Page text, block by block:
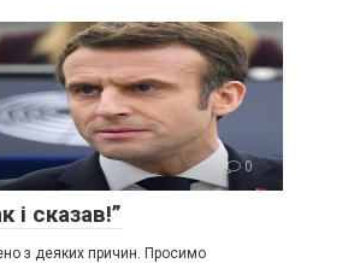
0
і сказав!”
з деяких причин. Просимо